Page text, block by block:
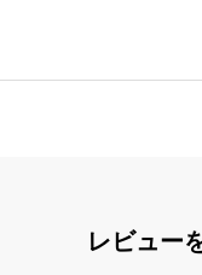
レビュー